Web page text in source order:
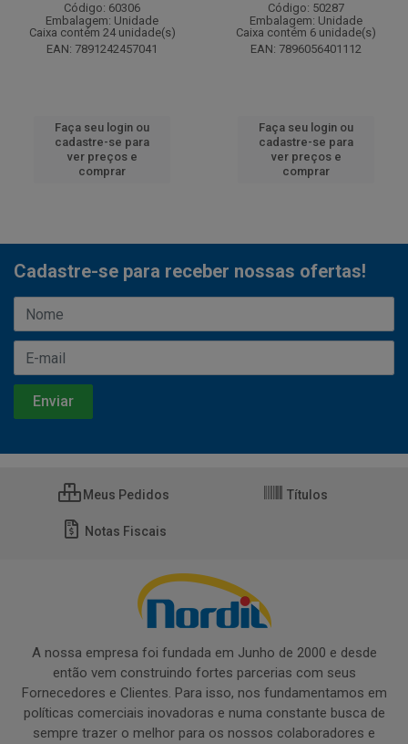
Código: 60306
Embalagem: Unidade
Caixa contém 24 unidade(s)
EAN: 7891242457041
Faça seu login ou
cadastre-se para
ver preços e
comprar
Código: 50287
Embalagem: Unidade
Caixa contém 6 unidade(s)
EAN: 7896056401112
Faça seu login ou
cadastre-se para
ver preços e
comprar
Cadastre-se para receber nossas ofertas!
Meus Pedidos Títulos
Notas Fiscais
A nossa empresa foi fundada em Junho de 2000 e desde
então vem construindo fortes parcerias com seus
Fornecedores e Clientes. Para isso, nos fundamentamos em
políticas comerciais inovadoras e numa constante busca de
sempre trazer o melhor para os nossos colaboradores e